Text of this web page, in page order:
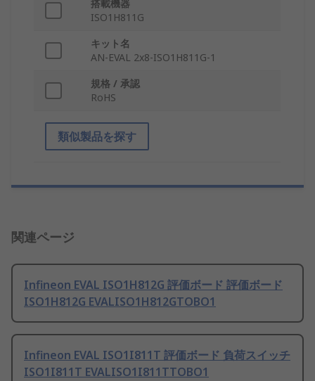
搭載機器
ISO1H811G
キット名
AN-EVAL 2x8-ISO1H811G-1
規格 / 承認
RoHS
類似製品を探す
関連ページ
Infineon EVAL ISO1H812G 評価ボード 評価ボード
ISO1H812G EVALISO1H812GTOBO1
Infineon EVAL ISO1I811T 評価ボード 負荷スイッチ
ISO1I811T EVALISO1I811TTOBO1